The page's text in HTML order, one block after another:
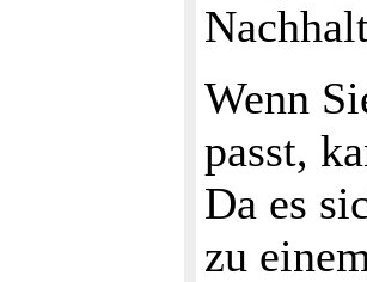
Wenn
passt,
Da es
zu